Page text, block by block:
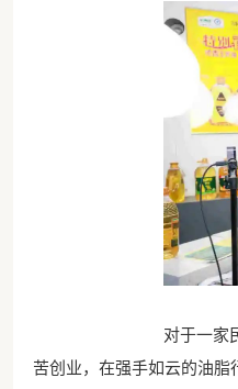
对于一家
苦创业，在强手如云的油